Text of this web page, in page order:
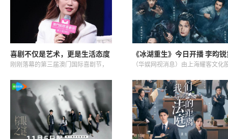
喜剧不仅是艺术，更是生活态度
马丽、陈鲁豫、卫诗雅跨界对话
刚刚落幕的第三届澳门国际喜剧节，
行「HER WAY」女性创作者跨界对话
论坛。连续三届喜剧节发起人马丽与
陈鲁豫、卫诗雅三位女性创作...
《冰湖重生》今日开播 李昀
杨钿甜张康乐上演爽虐纠葛
（华娱网视消息）由上海耀客文化
祎编剧，张萌担任总制片人，李昀
锐、黄杨钿甜、张康乐领衔主演，
梦特邀主演，李孝谦领衔主演，李
特...